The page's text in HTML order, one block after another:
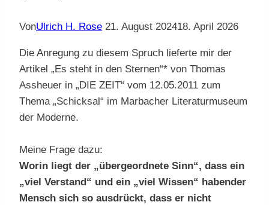
VonUlrich H. Rose 21. August 202418. April 2026
Die Anregung zu diesem Spruch lieferte mir der
Artikel „Es steht in den Sternen“* von Thomas
Assheuer in „DIE ZEIT“ vom 12.05.2011 zum
Thema „Schicksal“ im Marbacher Literaturmuseum
der Moderne.
Meine Frage dazu:
Worin liegt der „übergeordnete Sinn“, dass ein
„viel Verstand“ und ein „viel Wissen“ habender
Mensch sich so ausdrückt, dass er nicht